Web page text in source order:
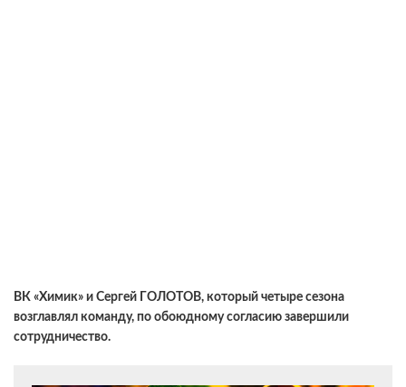
ВК «Химик» и Сергей ГОЛОТОВ, который четыре сезона
возглавлял команду, по обоюдному согласию завершили
сотрудничество.